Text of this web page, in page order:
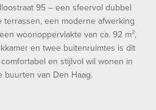
95 – een sfeervol dubbel
een moderne afwerking
woonoppervlakte van ca. 92 m²,
en twee buitenruimtes is dit
en stijlvol wil wonen in
van Den Haag.